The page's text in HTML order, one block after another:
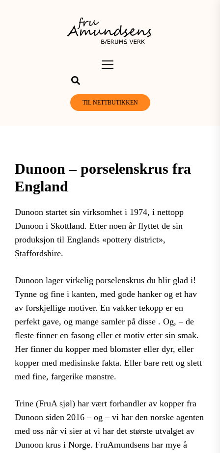
TIL NETTBUTIKKEN
Dunoon – porselenskrus fra
England
Dunoon startet sin virksomhet i 1974, i nettopp
Dunoon i Skottland. Etter noen år flyttet de sin
produksjon til Englands «pottery district»,
Staffordshire.
Dunoon lager virkelig porselenskrus du blir glad i!
Tynne og fine i kanten, med gode hanker og et hav
av forskjellige motiver. En vakker tekopp er en
perfekt gave, og mange samler på disse . Og, – de
fleste finner en fasong eller et motiv etter sin smak.
Her finner du kopper med blomster eller dyr, eller
kopper med medisinske fakta. Eller bare rett og slett
med fine, fargerike mønstre.
Trine (FruA sjøl) har vært forhandler av kopper fra
Dunoon siden 2016 – og – vi har den norske agenten
med oss når vi sier at vi har det største utvalget av
Dunoon krus i Norge. FruAmundsens har mye å